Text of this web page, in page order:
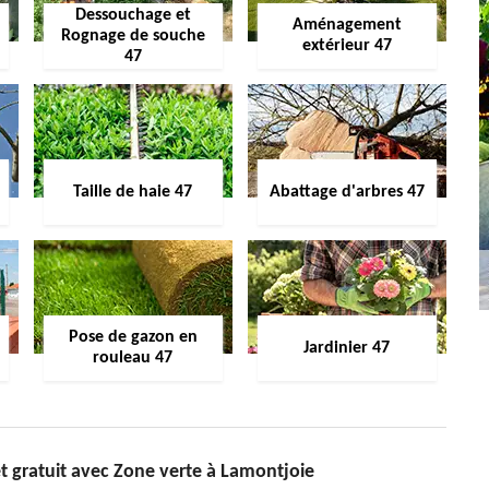
Dessouchage et
Rognage de souche
47
Aménagement
extérieur 47
Taille de haie 47 Abattage d'arbres 47
Pose de gazon en
rouleau 47
Jardinier 47
gratuit avec Zone verte à Lamontjoie